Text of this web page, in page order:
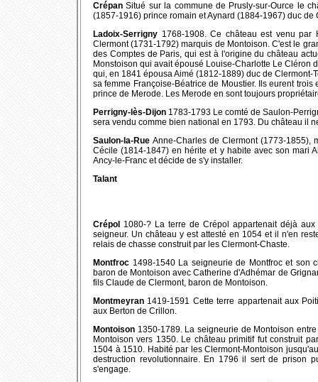
Crépan Situé sur la commune de Prusly-sur-Ource le
(1857-1916) prince romain et Aynard (1884-1967) duc de
Ladoix-Serrigny 1768-1908. Ce château est venu par
Clermont (1731-1792) marquis de Montoison. C'est le
des Comptes de Paris, qui est à l'origine du château
Monstoison qui avait épousé Louise-Charlotte Le
qui, en 1841 épousa Aimé (1812-1889) duc de
sa femme Françoise-Béatrice de Moustier. Ils eurent
prince de Merode. Les Merode en sont toujours
Perrigny-lès-Dijon 1783-1793 Le comté de Saulon-
sera vendu comme bien national en 1793. Du château il
Saulon-la-Rue Anne-Charles de Clermont (1773-1855),
Cécile (1814-1847) en hérite et y habite avec son mari
Ancy-le-Franc et décide de s'y installer.
Talant
Crépol 1080-? La terre de Crépol appartenait déjà
seigneur. Un château y est attesté en 1054 et il n'en
relais de chasse construit par les Clermont-Chaste.
Montfroc 1498-1540 La seigneurie de Montfroc et son
baron de Montoison avec Catherine d'Adhémar de
fils Claude de Clermont, baron de Montoison.
Montmeyran 1419-1591 Cette terre appartenait aux
aux Berton de Crillon.
Montoison 1350-1789. La seigneurie de Montoison
Montoison vers 1350. Le château primitif fut construit
1504 à 1510. Habité par les Clermont-Montoison
destruction revolutionnaire. En 1796 il sert de prison
s'engage.